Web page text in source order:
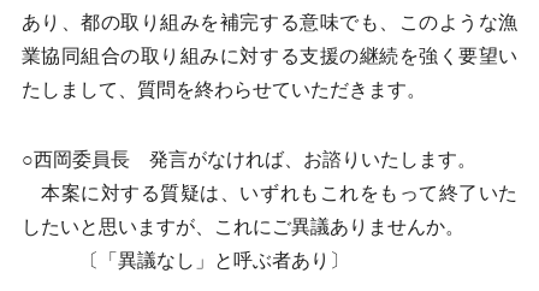
あり、都の取り組みを補完する意味でも、このような漁
業協同組合の取り組みに対する支援の継続を強く要望い
たしまして、質問を終わらせていただきます。
○西岡委員長 発言がなければ、お諮りいたします。
本案に対する質疑は、いずれもこれをもって終了いた
したいと思いますが、これにご異議ありませんか。
〔「異議なし」と呼ぶ者あり〕